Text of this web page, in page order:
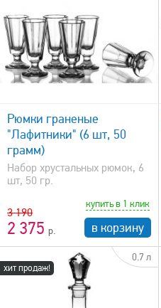
Рюмки граненые
"Лафитники" (6 шт, 50
грамм)
Набор хрустальных рюмок, 6
шт, 50 гр.
3 190
2 375
купить в 1 клик
в корзину
хит продаж!
0.7 л